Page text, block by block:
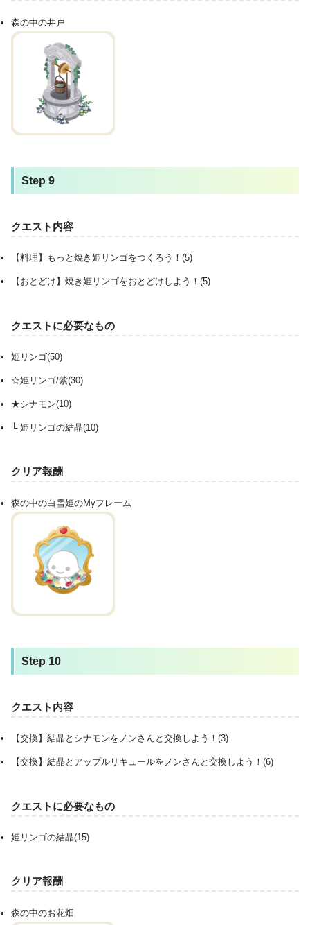
森の中の井戸
Step 9
クエスト内容
【料理】もっと焼き姫リンゴをつくろう！(5)
【おとどけ】焼き姫リンゴをおとどけしよう！(5)
クエストに必要なもの
姫リンゴ(50)
☆姫リンゴ/紫(30)
★シナモン(10)
└ 姫リンゴの結晶(10)
クリア報酬
森の中の白雪姫のMyフレーム
Step 10
クエスト内容
【交換】結晶とシナモンをノンさんと交換しよう！(3)
【交換】結晶とアップルリキュールをノンさんと交換しよう！(6)
クエストに必要なもの
姫リンゴの結晶(15)
クリア報酬
森の中のお花畑